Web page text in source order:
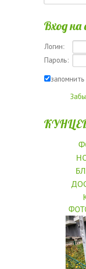
Вход на
Логин:
Пароль:
запомнить